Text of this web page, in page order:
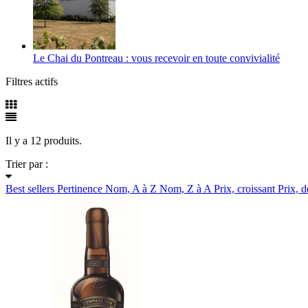
Le Chai du Pontreau : vous recevoir en toute convivialité
Filtres actifs
Il y a 12 produits.
Trier par :
Best sellers Pertinence Nom, A à Z Nom, Z à A Prix, croissant Prix,